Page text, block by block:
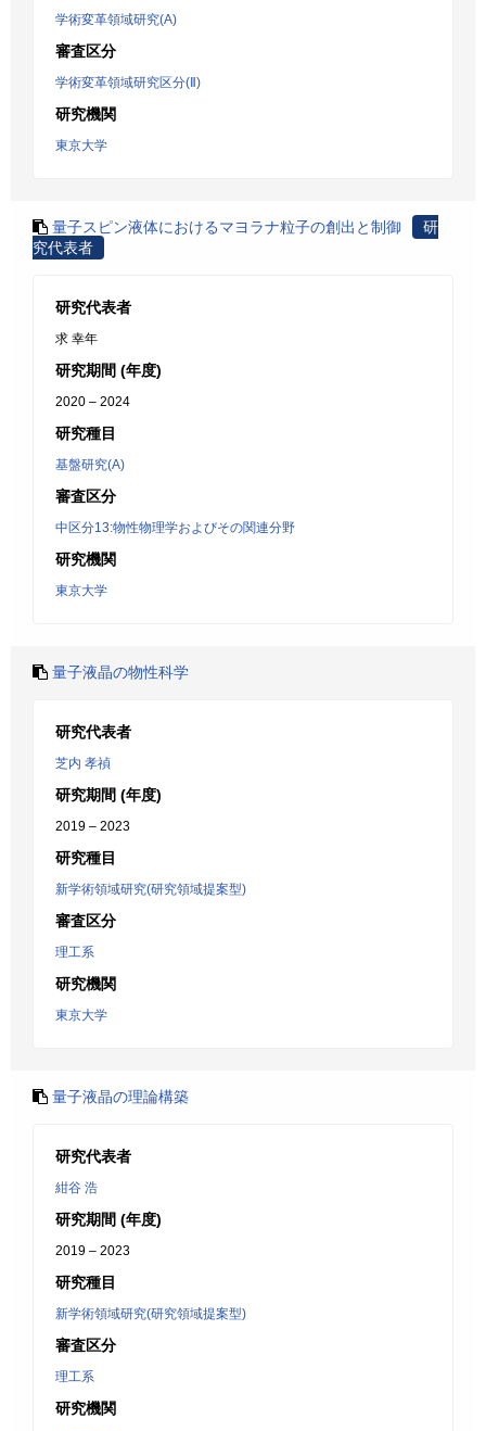
学術変革領域研究(A)
審査区分
学術変革領域研究区分(Ⅱ)
研究機関
東京大学
量子スピン液体におけるマヨラナ粒子の創出と制御
研
究代表者
研究代表者
求 幸年
研究期間 (年度)
2020 – 2024
研究種目
基盤研究(A)
審査区分
中区分13:物性物理学およびその関連分野
研究機関
東京大学
量子液晶の物性科学
研究代表者
芝内 孝禎
研究期間 (年度)
2019 – 2023
研究種目
新学術領域研究(研究領域提案型)
審査区分
理工系
研究機関
東京大学
量子液晶の理論構築
研究代表者
紺谷 浩
研究期間 (年度)
2019 – 2023
研究種目
新学術領域研究(研究領域提案型)
審査区分
理工系
研究機関